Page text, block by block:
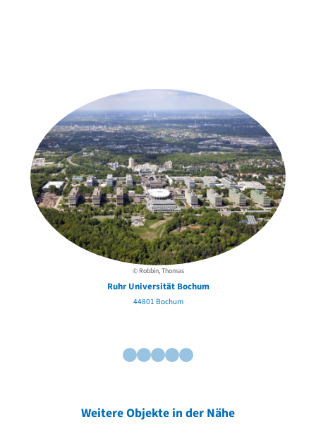
© Robbin, Thomas
Ruhr Universität Bochum
44801 Bochum
Weitere Objekte in der Nähe